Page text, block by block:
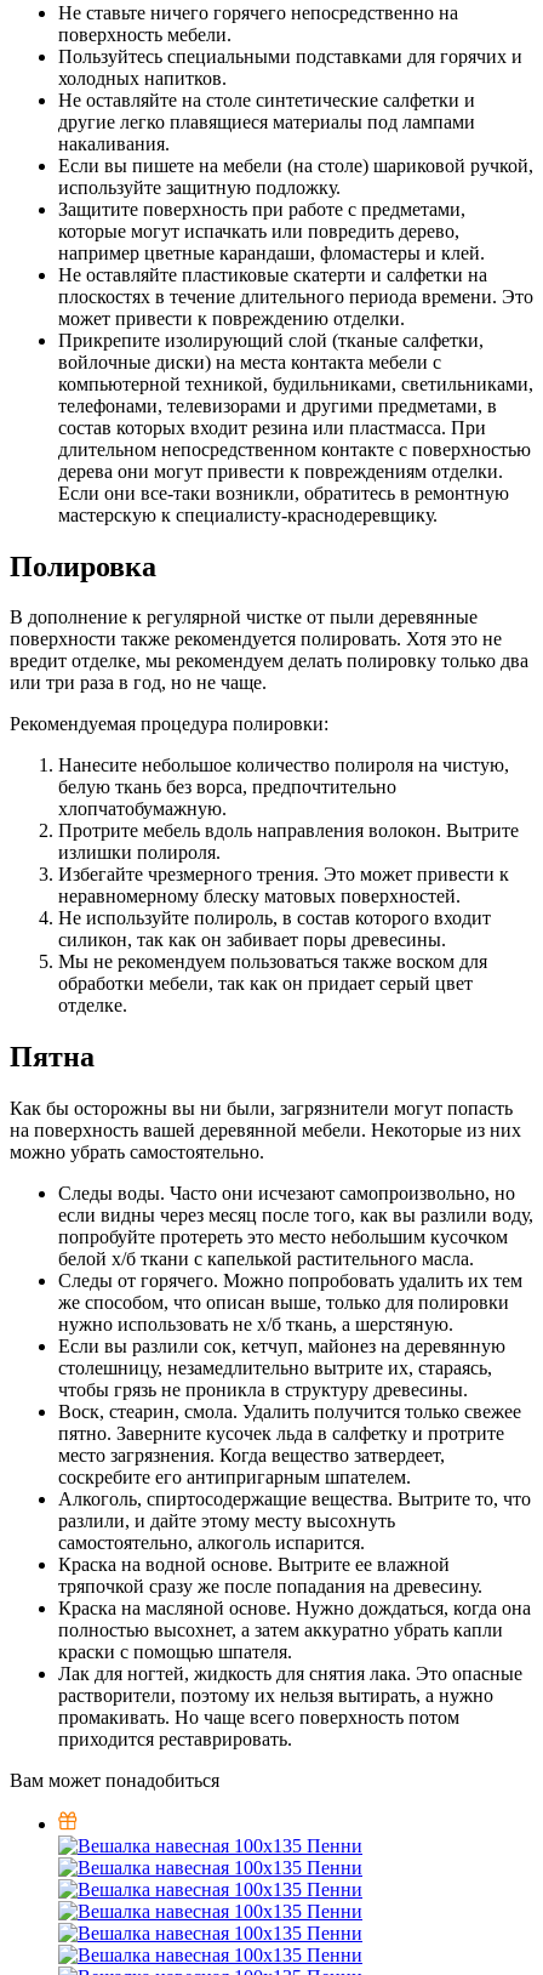
Не ставьте ничего горячего непосредственно на
поверхность мебели.
Пользуйтесь специальными подставками для горячих и
холодных напитков.
Не оставляйте на столе синтетические салфетки и
другие легко плавящиеся материалы под лампами
накаливания.
Если вы пишете на мебели (на столе) шариковой ручкой,
используйте защитную подложку.
Защитите поверхность при работе с предметами,
которые могут испачкать или повредить дерево,
например цветные карандаши, фломастеры и клей.
Не оставляйте пластиковые скатерти и салфетки на
плоскостях в течение длительного периода времени. Это
может привести к повреждению отделки.
Прикрепите изолирующий слой (тканые салфетки,
войлочные диски) на места контакта мебели с
компьютерной техникой, будильниками, светильниками,
телефонами, телевизорами и другими предметами, в
состав которых входит резина или пластмасса. При
длительном непосредственном контакте с поверхностью
дерева они могут привести к повреждениям отделки.
Если они все-таки возникли, обратитесь в ремонтную
мастерскую к специалисту-краснодеревщику.
Полировка
В дополнение к регулярной чистке от пыли деревянные
поверхности также рекомендуется полировать. Хотя это не
вредит отделке, мы рекомендуем делать полировку только два
или три раза в год, но не чаще.
Рекомендуемая процедура полировки:
Нанесите небольшое количество полироля на чистую,
белую ткань без ворса, предпочтительно
хлопчатобумажную.
Протрите мебель вдоль направления волокон. Вытрите
излишки полироля.
Избегайте чрезмерного трения. Это может привести к
неравномерному блеску матовых поверхностей.
Не используйте полироль, в состав которого входит
силикон, так как он забивает поры древесины.
Мы не рекомендуем пользоваться также воском для
обработки мебели, так как он придает серый цвет
отделке.
Пятна
Как бы осторожны вы ни были, загрязнители могут попасть
на поверхность вашей деревянной мебели. Некоторые из них
можно убрать самостоятельно.
Следы воды. Часто они исчезают самопроизвольно, но
если видны через месяц после того, как вы разлили воду,
попробуйте протереть это место небольшим кусочком
белой х/б ткани с капелькой растительного масла.
Следы от горячего. Можно попробовать удалить их тем
же способом, что описан выше, только для полировки
нужно использовать не х/б ткань, а шерстяную.
Если вы разлили сок, кетчуп, майонез на деревянную
столешницу, незамедлительно вытрите их, стараясь,
чтобы грязь не проникла в структуру древесины.
Воск, стеарин, смола. Удалить получится только свежее
пятно. Заверните кусочек льда в салфетку и протрите
место загрязнения. Когда вещество затвердеет,
соскребите его антипригарным шпателем.
Алкоголь, спиртосодержащие вещества. Вытрите то, что
разлили, и дайте этому месту высохнуть
самостоятельно, алкоголь испарится.
Краска на водной основе. Вытрите ее влажной
тряпочкой сразу же после попадания на древесину.
Краска на масляной основе. Нужно дождаться, когда она
полностью высохнет, а затем аккуратно убрать капли
краски с помощью шпателя.
Лак для ногтей, жидкость для снятия лака. Это опасные
растворители, поэтому их нельзя вытирать, а нужно
промакивать. Но чаще всего поверхность потом
приходится реставрировать.
Вам может понадобиться